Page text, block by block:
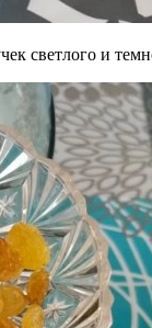
светлого и